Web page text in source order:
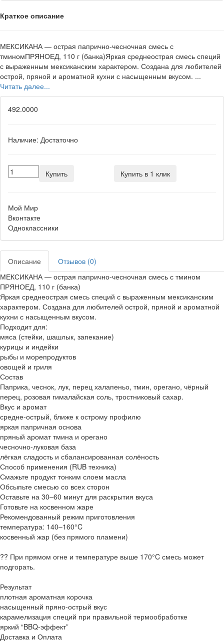
Краткое описание
МЕКСИКАНА — острая папрично-чесночная смесь с
тминомПРЯНОЕД, 110 г (банка)Яркая среднеострая смесь специй
с выраженным мексиканским характером. Создана для любителей
острой, пряной и ароматной кухни с насыщенным вкусом. ...
Читать далее...
492.0000
Наличие: Достаточно
Купить Купить в 1 клик
Мой Мир
Вконтакте
Одноклассники
Описание
Отзывов (0)
МЕКСИКАНА — острая папрично-чесночная смесь с тмином
ПРЯНОЕД, 110 г (банка)
Яркая среднеострая смесь специй с выраженным мексиканским
характером. Создана для любителей острой, пряной и ароматной
кухни с насыщенным вкусом.
Подходит для:
мяса (стейки, шашлык, запекание)
курицы и индейки
рыбы и морепродуктов
овощей и гриля
Состав
Паприка, чеснок, лук, перец халапеньо, тмин, орегано, чёрный
перец, розовая гималайская соль, тростниковый сахар.
Вкус и аромат
средне-острый, ближе к острому профилю
яркая папричная основа
пряный аромат тмина и орегано
чесночно-луковая база
лёгкая сладость и сбалансированная солёность
Способ применения (RUB техника)
Смажьте продукт тонким слоем масла
Обсыпьте смесью со всех сторон
Оставьте на 30–60 минут для раскрытия вкуса
Готовьте на косвенном жаре
Рекомендованный режим приготовления
температура: 140–160°C
косвенный жар (без прямого пламени)
?? При прямом огне и температуре выше 170°C смесь может
подгорать.
Результат
плотная ароматная корочка
насыщенный пряно-острый вкус
карамелизация специй при правильной термообработке
яркий “BBQ-эффект”
Доставка и Оплата